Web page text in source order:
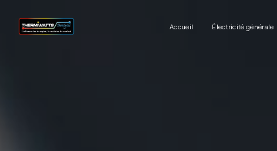
Accueil Électricité générale